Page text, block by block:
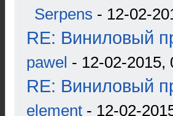
Serpens - 12-02-
RE: Виниловый
pawel - 12-02-2015,
RE: Виниловый
element - 12-02-